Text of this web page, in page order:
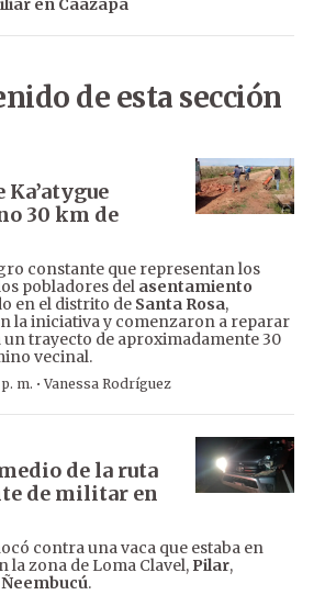
en Caazapá
de esta sección
Ka’atygue
30 km de
constante que representan los
pobladores del asentamiento
en el distrito de Santa Rosa,
la iniciativa y comenzaron a reparar
trayecto de aproximadamente 30
vecinal.
m. ·Vanessa Rodríguez
de la ruta
de militar en
contra una vaca que estaba en
la zona de Loma Clavel, Pilar,
Ñeembucú.